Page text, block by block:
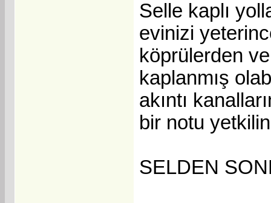
Selle kaplı
evinizi
köprülerden
kaplanmış
akıntı
bir notu
SELDEN